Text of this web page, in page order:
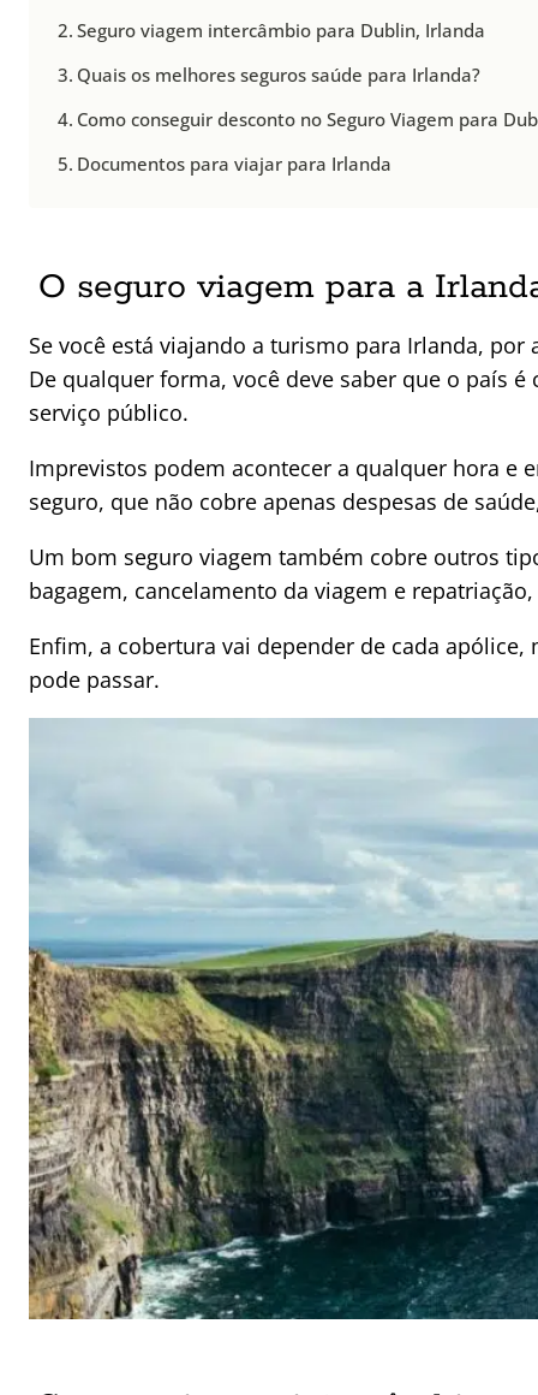
Seguro viagem intercâmbio para Dublin, Irlanda
Quais os melhores seguros saúde para Irlanda?
Como conseguir desconto no Seguro Viagem para
Documentos para viajar para Irlanda
O seguro viagem para a
Se você está viajando a turismo para Irlanda,
De qualquer forma, você deve saber que o país
serviço público.
Imprevistos podem acontecer a qualquer hora
seguro, que não cobre apenas despesas de
Um bom seguro viagem também cobre outros
bagagem, cancelamento da viagem e
Enfim, a cobertura vai depender de cada
pode passar.